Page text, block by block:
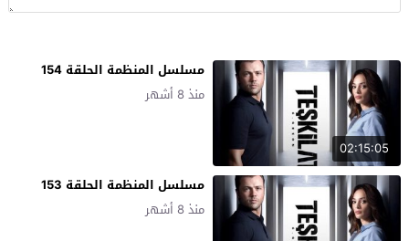
02:15:05
مسلسل المنظمة الحلقة 154
منذ 8 أشهر
مسلسل المنظمة الحلقة 153
منذ 8 أشهر